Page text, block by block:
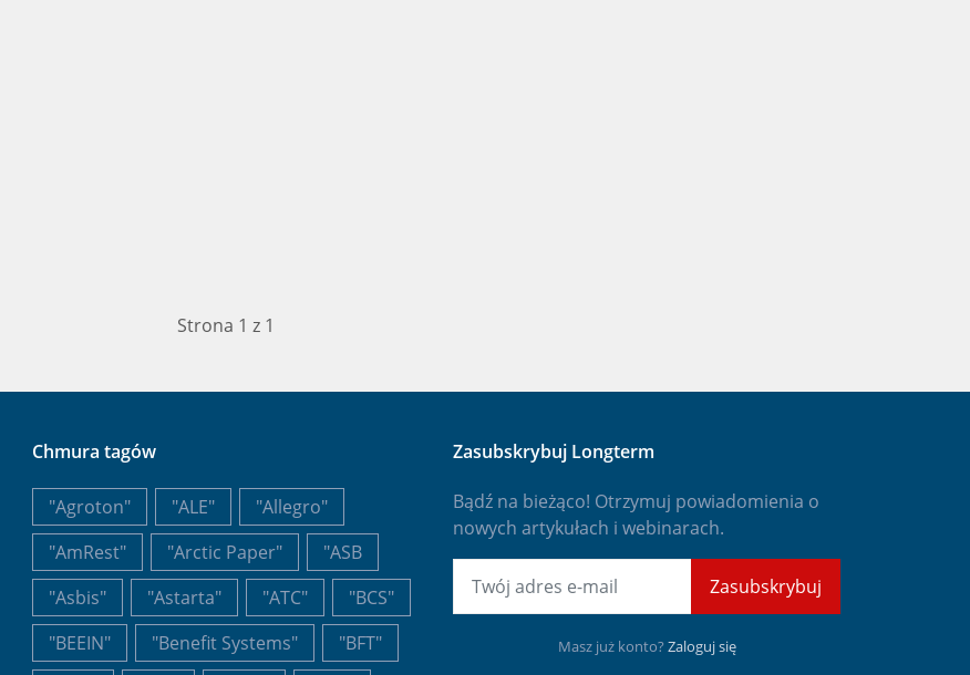
Strona 1 z 1
Chmura tagów
"Agroton" "ALE"
"Allegro"
"AmRest"
"Arctic Paper"
"ASB
"Asbis"
"Astarta" "ATC"
"BCS"
"BEEIN"
"Benefit Systems"
"BFT"
Zasubskrybuj Longterm
Bądź na bieżąco! Otrzymuj powiadomienia o
nowych artykułach i webinarach.
Zasubskrybuj
Masz już konto? Zaloguj się